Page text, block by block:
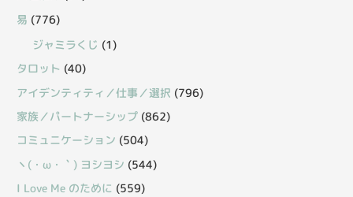
易 (776)
ジャミラくじ (1)
タロット (40)
アイデンティティ／仕事／選択 (796)
家族／パートナーシップ (862)
コミュニケーション (504)
丶(・ω・｀) ヨシヨシ (544)
I Love Me のために (559)